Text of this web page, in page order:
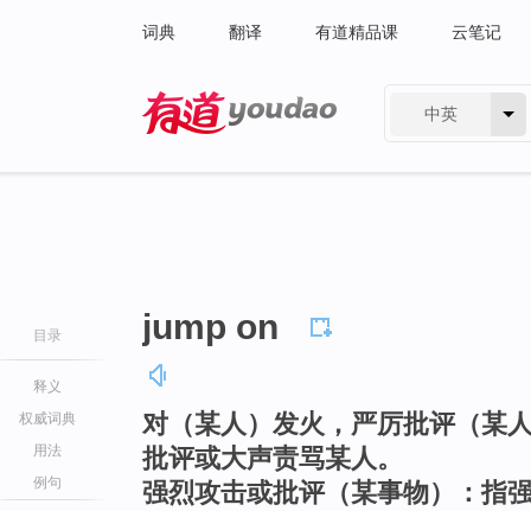
词典 翻译 有道精品课 云笔记
中英
目录
释义
权威词典
用法
例句
jump on
对（某人）发火，严厉批评（某
批评或大声责骂某人。
强烈攻击或批评（某事物）：指